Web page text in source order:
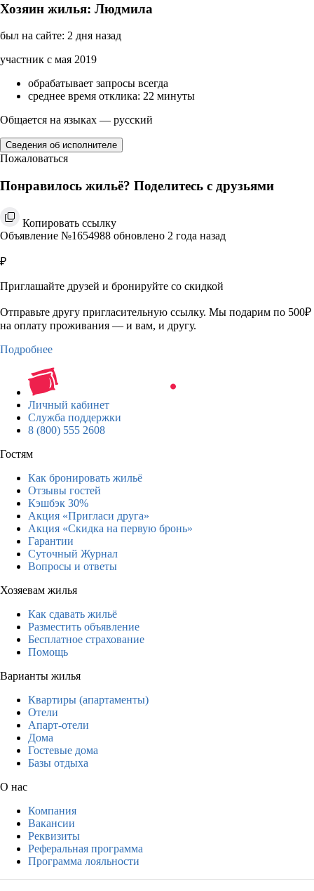
Хозяин жилья: Людмила
был на сайте: 2 дня назад
участник с мая 2019
обрабатывает запросы всегда
среднее время отклика: 22 минуты
Общается на языках — русский
Сведения об исполнителе
Пожаловаться
Понравилось жильё? Поделитесь с друзьями
Копировать ссылку
Объявление №1654988 обновлено 2 года назад
₽
Приглашайте друзей и бронируйте со скидкой
Отправьте другу пригласительную ссылку. Мы подарим по 500₽
на оплату проживания — и вам, и другу.
Подробнее
Личный кабинет
Служба поддержки
8 (800) 555 2608
Гостям
Как бронировать жильё
Отзывы гостей
Кэшбэк 30%
Акция «Пригласи друга»
Акция «Скидка на первую бронь»
Гарантии
Суточный Журнал
Вопросы и ответы
Хозяевам жилья
Как сдавать жильё
Разместить объявление
Бесплатное страхование
Помощь
Варианты жилья
Квартиры (апартаменты)
Отели
Апарт-отели
Дома
Гостевые дома
Базы отдыха
О нас
Компания
Вакансии
Реквизиты
Реферальная программа
Программа лояльности